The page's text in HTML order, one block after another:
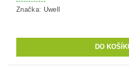
Značka: Uwell